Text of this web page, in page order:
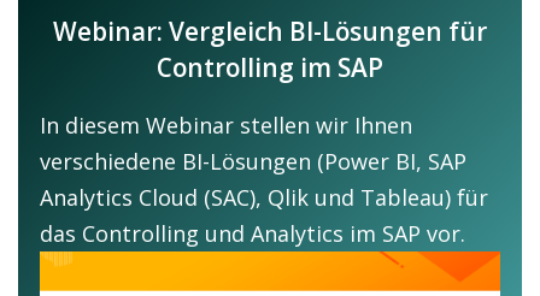
Webinar: Vergleich BI-Lösungen für
Controlling im SAP
In diesem Webinar stellen wir Ihnen
verschiedene BI-Lösungen (Power BI, SAP
Analytics Cloud (SAC), Qlik und Tableau) für
das Controlling und Analytics im SAP vor.